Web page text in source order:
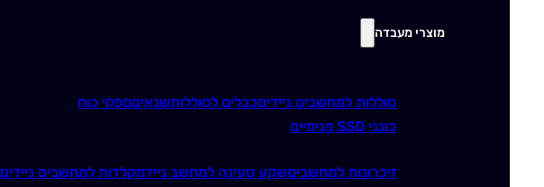
מוצרי מעבדה
סוללות למחשבים ניידיםכבלים לסוללותשנאיםספקי כוח
כונני SSD פנימיים
זיכרונות למחשביםשקע טעינה למחשב ניידמקלדות למחשבים ניידים